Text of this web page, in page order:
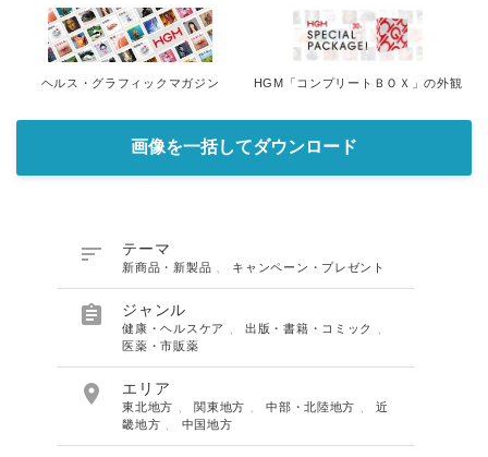
ヘルス・グラフィックマガジン HGM「コンプリートＢＯＸ」の外観
画像を一括してダウンロード
 テーマ
新商品・新製品 キャンペーン・プレゼント
 ジャンル
健康・ヘルスケア 、出版・書籍・コミック
医薬・市販薬
 エリア
東北地方 、関東地方 、中部・北陸地方 、近
畿地方
中国地方